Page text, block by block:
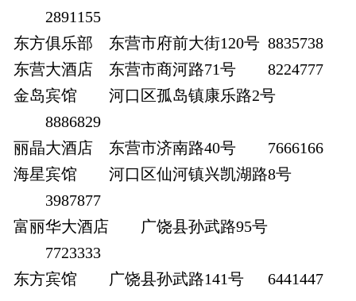
2891155
东方俱乐部
东营市府前大街120号 8835738
东营大酒店
东营市商河路71号
8224777
金岛宾馆
河口区孤岛镇康乐路2号
8886829
丽晶大酒店
东营市济南路40号
7666166
海星宾馆
河口区仙河镇兴凯湖路8号
3987877
富丽华大酒店
广饶县孙武路95号
7723333
东方宾馆
广饶县孙武路141号 6441447